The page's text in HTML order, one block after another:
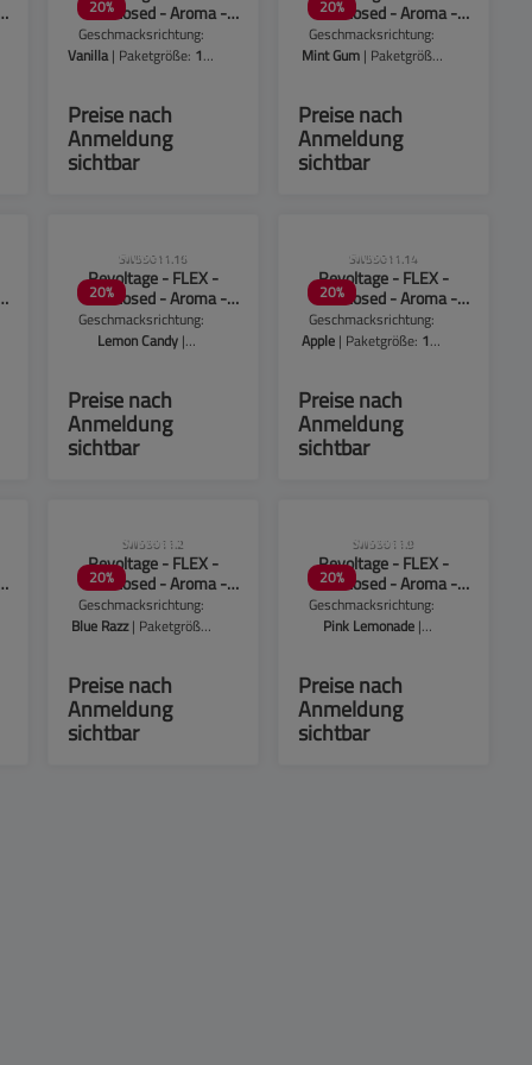
20%
Overdosed - Aroma -
10ml - Vanilla
Geschmacksrichtung:
Vanilla| Paketgröße: 1er
Preise nach
Anmeldung
sichtbar
20%
Overdosed - Aroma -
10ml - Mint Gum
Geschmacksrichtung:
Mint Gum | Paketgröße:
Preise nach
Anmeldung
sichtbar
CLP-Hinweise beachten!
20%
SW55011.16
Revoltage - FLEX -
Overdosed - Aroma -
10ml - Lemon Candy
Geschmacksrichtung:
Lemon Candy |
Preise nach
Anmeldung
sichtbar
CLP-Hinweise beachten!
20%
SW55011.14
Revoltage - FLEX -
Overdosed - Aroma -
10ml - Apple
Geschmacksrichtung:
Apple | Paketgröße: 1er
Preise nach
Anmeldung
sichtbar
CLP-Hinweise beachten!
20%
SW55011.2
Revoltage - FLEX -
Overdosed - Aroma -
10ml - Blue Razz
Geschmacksrichtung:
Blue Razz| Paketgröße:
Preise nach
Anmeldung
sichtbar
CLP-Hinweise beachten!
20%
SW55011.9
Revoltage - FLEX -
Overdosed - Aroma -
10ml - Pink Lemonade
Geschmacksrichtung:
Pink Lemonade |
Preise nach
Anmeldung
sichtbar